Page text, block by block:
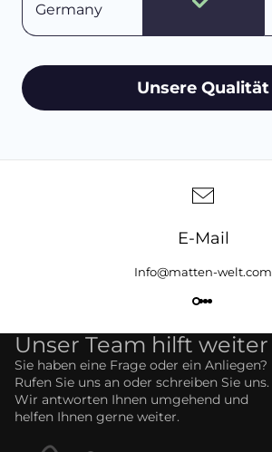
Germany
Unsere Qualität
E-Mail
Info@matten-welt.com
Unser Team hilft weiter
Sie haben eine Frage oder ein Anliegen?
Rufen Sie uns an oder schreiben Sie uns.
Wir antworten Ihnen umgehend und
helfen Ihnen gerne weiter.